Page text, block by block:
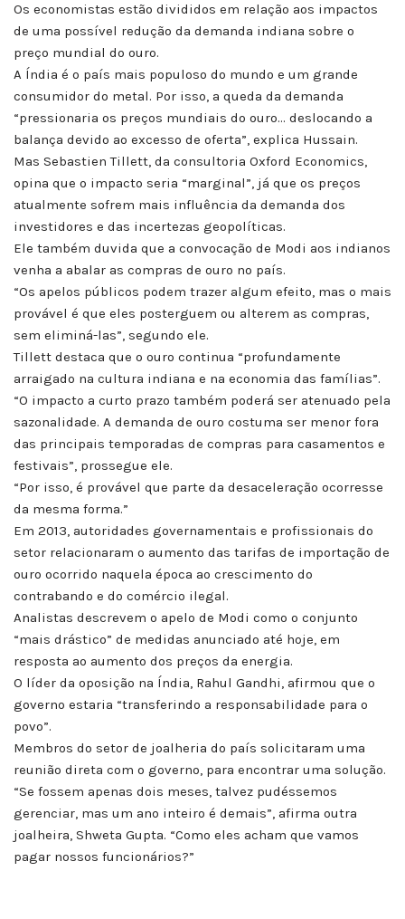
Os economistas estão divididos em relação aos impactos
de uma possível redução da demanda indiana sobre o
preço mundial do ouro.
A Índia é o país mais populoso do mundo e um grande
consumidor do metal. Por isso, a queda da demanda
“pressionaria os preços mundiais do ouro… deslocando a
balança devido ao excesso de oferta”, explica Hussain.
Mas Sebastien Tillett, da consultoria Oxford Economics,
opina que o impacto seria “marginal”, já que os preços
atualmente sofrem mais influência da demanda dos
investidores e das incertezas geopolíticas.
Ele também duvida que a convocação de Modi aos indianos
venha a abalar as compras de ouro no país.
“Os apelos públicos podem trazer algum efeito, mas o mais
provável é que eles posterguem ou alterem as compras,
sem eliminá-las”, segundo ele.
Tillett destaca que o ouro continua “profundamente
arraigado na cultura indiana e na economia das famílias”.
“O impacto a curto prazo também poderá ser atenuado pela
sazonalidade. A demanda de ouro costuma ser menor fora
das principais temporadas de compras para casamentos e
festivais”, prossegue ele.
“Por isso, é provável que parte da desaceleração ocorresse
da mesma forma.”
Em 2013, autoridades governamentais e profissionais do
setor relacionaram o aumento das tarifas de importação de
ouro ocorrido naquela época ao crescimento do
contrabando e do comércio ilegal.
Analistas descrevem o apelo de Modi como o conjunto
“mais drástico” de medidas anunciado até hoje, em
resposta ao aumento dos preços da energia.
O líder da oposição na Índia, Rahul Gandhi, afirmou que o
governo estaria “transferindo a responsabilidade para o
povo”.
Membros do setor de joalheria do país solicitaram uma
reunião direta com o governo, para encontrar uma solução.
“Se fossem apenas dois meses, talvez pudéssemos
gerenciar, mas um ano inteiro é demais”, afirma outra
joalheira, Shweta Gupta. “Como eles acham que vamos
pagar nossos funcionários?”